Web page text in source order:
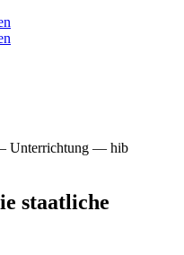
Unterrichtung — hib
staatliche